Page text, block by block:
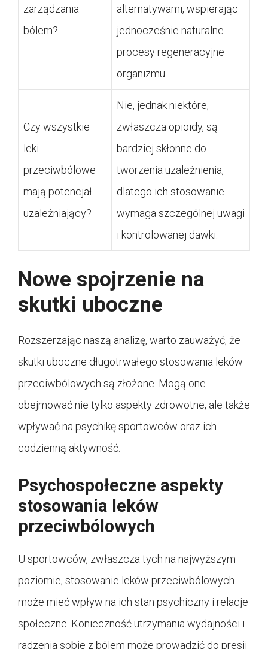
zarządzania
bólem?
alternatywami, wspierając
jednocześnie naturalne
procesy regeneracyjne
organizmu.
Czy wszystkie
leki
przeciwbólowe
mają potencjał
uzależniający?
Nie, jednak niektóre,
zwłaszcza opioidy, są
bardziej skłonne do
tworzenia uzależnienia,
dlatego ich stosowanie
wymaga szczególnej uwagi
i kontrolowanej dawki.
Nowe spojrzenie na
skutki uboczne
Rozszerzając naszą analizę, warto zauważyć, że
skutki uboczne długotrwałego stosowania leków
przeciwbólowych są złożone. Mogą one
obejmować nie tylko aspekty zdrowotne, ale także
wpływać na psychikę sportowców oraz ich
codzienną aktywność.
Psychospołeczne aspekty
stosowania leków
przeciwbólowych
U sportowców, zwłaszcza tych na najwyższym
poziomie, stosowanie leków przeciwbólowych
może mieć wpływ na ich stan psychiczny i relacje
społeczne. Konieczność utrzymania wydajności i
radzenia sobie z bólem może prowadzić do presji